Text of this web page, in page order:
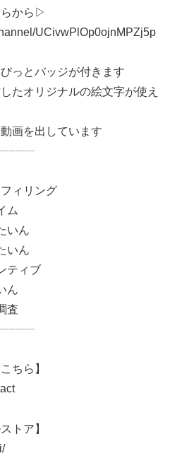
らから▷
UCivwPlOp0ojnMPZj5p
っとバッジが付きます
たオリジナルの絵文字が使え
画を出しています
ィリング
ム
いん
いん
ティブ
ん
査
ちら】
トア】